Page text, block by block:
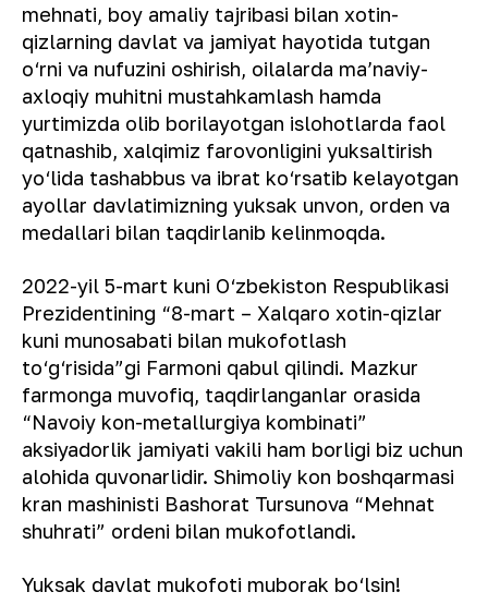
mehnati, boy amaliy tajribasi bilan xotin-
qizlarning davlat va jamiyat hayotida tutgan
o‘rni va nufuzini oshirish, oilalarda maʼnaviy-
axloqiy muhitni mustahkamlash hamda
yurtimizda olib borilayotgan islohotlarda faol
qatnashib, xalqimiz farovonligini yuksaltirish
yo‘lida tashabbus va ibrat ko‘rsatib kelayotgan
ayollar davlatimizning yuksak unvon, orden va
medallari bilan taqdirlanib kelinmoqda.
2022-yil 5-mart kuni O‘zbekiston Respublikasi
Prezidentining “8-mart – Xalqaro xotin-qizlar
kuni munosabati bilan mukofotlash
to‘g‘risida”gi Farmoni qabul qilindi. Mazkur
farmonga muvofiq, taqdirlanganlar orasida
“Navoiy kon-metallurgiya kombinati”
aksiyadorlik jamiyati vakili ham borligi biz uchun
alohida quvonarlidir. Shimoliy kon boshqarmasi
kran mashinisti Bashorat Tursunova “Mehnat
shuhrati” ordeni bilan mukofotlandi.
Yuksak davlat mukofoti muborak bo‘lsin!